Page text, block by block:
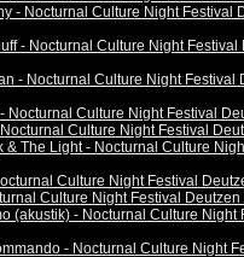
- Nocturnal Culture Night Festival
- Nocturnal Culture Night Festival
- Nocturnal Culture Night Festival
Nocturnal Culture Night Festival
Culture Night Festival
& The Light - Nocturnal Culture
Culture Night Festival
Culture Night Festival
(akustik) - Nocturnal Culture Night
- Nocturnal Culture Night